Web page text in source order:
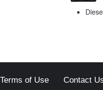
Terms of Use Contact